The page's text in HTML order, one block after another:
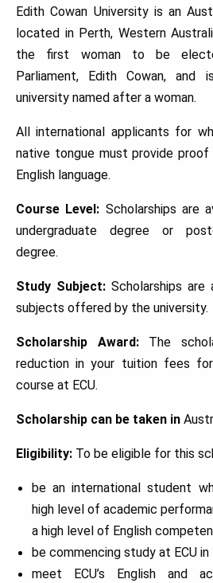
Edith Cowan University is an
located in Perth, Western
the first woman to be
Parliament, Edith Cowan, and
university named after a woman.
All international applicants for
native tongue must provide
English language.
Course Level: Scholarships are
undergraduate degree or
degree.
Study Subject: Scholarships
subjects offered by the university.
Scholarship Award:The
reduction in your tuition fees
course at ECU.
Scholarship can be taken in
Eligibility: To be eligible for this
be an international student
high level of academic
a high level of English
be commencing study at ECU
meet ECU’s English and